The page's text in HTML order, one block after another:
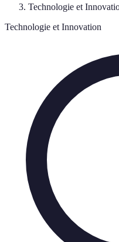
Technologie et
Technologie et Innovation